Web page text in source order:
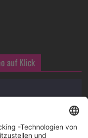
auf Klick